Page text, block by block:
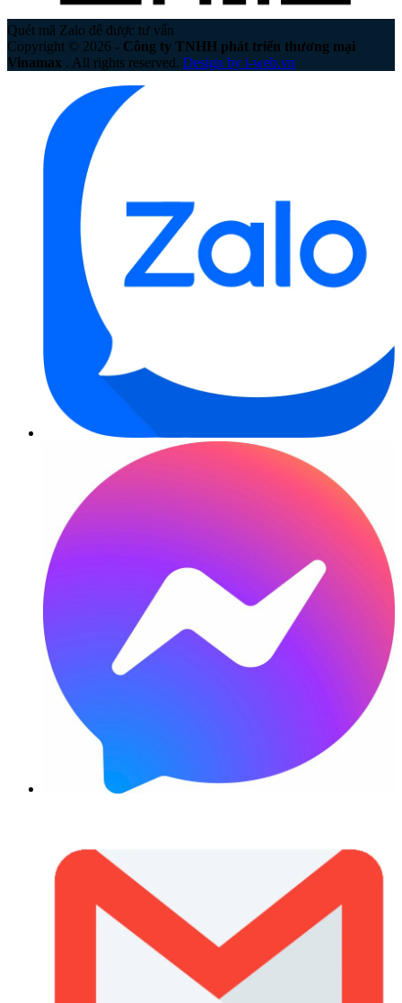
Quét mã Zalo để được tư vấn
Copyright © 2026 - Công ty TNHH phát triển thương mại
Vinamax . All rights reserved. Design by i-web.vn